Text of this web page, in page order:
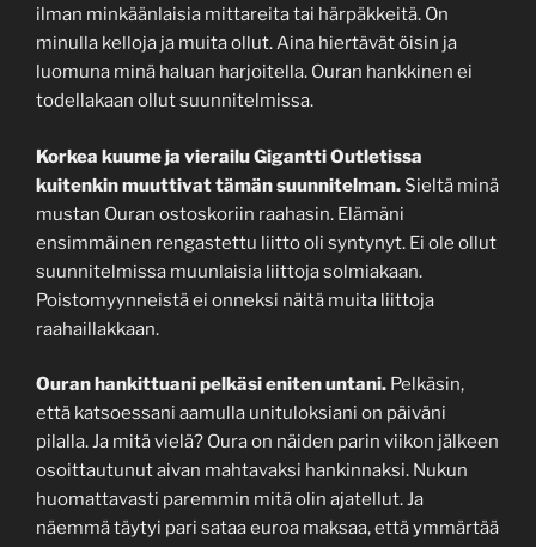
ilman minkäänlaisia mittareita tai härpäkkeitä. On
minulla kelloja ja muita ollut. Aina hiertävät öisin ja
luomuna minä haluan harjoitella. Ouran hankkinen ei
todellakaan ollut suunnitelmissa.
Korkea kuume ja vierailu Gigantti Outletissa
kuitenkin muuttivat tämän suunnitelman. Sieltä minä
mustan Ouran ostoskoriin raahasin. Elämäni
ensimmäinen rengastettu liitto oli syntynyt. Ei ole ollut
suunnitelmissa muunlaisia liittoja solmiakaan.
Poistomyynneistä ei onneksi näitä muita liittoja
raahaillakkaan.
Ouran hankittuani pelkäsi eniten untani. Pelkäsin,
että katsoessani aamulla unituloksiani on päiväni
pilalla. Ja mitä vielä? Oura on näiden parin viikon jälkeen
osoittautunut aivan mahtavaksi hankinnaksi. Nukun
huomattavasti paremmin mitä olin ajatellut. Ja
näemmä täytyi pari sataa euroa maksaa, että ymmärtää